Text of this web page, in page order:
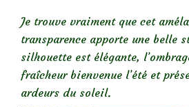
Je trouve vraiment que cet
transparence apporte une belle
silhouette est élégante,
fraîcheur bienvenue l’été et
ardeurs du soleil.